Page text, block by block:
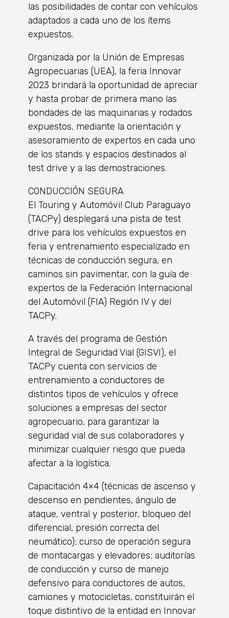
las posibilidades de contar con vehículos
adaptados a cada uno de los ítems
expuestos.
Organizada por la Unión de Empresas
Agropecuarias (UEA), la feria Innovar
2023 brindará la oportunidad de apreciar
y hasta probar de primera mano las
bondades de las maquinarias y rodados
expuestos, mediante la orientación y
asesoramiento de expertos en cada uno
de los stands y espacios destinados al
test drive y a las demostraciones.
CONDUCCIÓN SEGURA
El Touring y Automóvil Club Paraguayo
(TACPy) desplegará una pista de test
drive para los vehículos expuestos en
feria y entrenamiento especializado en
técnicas de conducción segura, en
caminos sin pavimentar, con la guía de
expertos de la Federación Internacional
del Automóvil (FIA) Región IV y del
TACPy.
A través del programa de Gestión
Integral de Seguridad Vial (GISVI), el
TACPy cuenta con servicios de
entrenamiento a conductores de
distintos tipos de vehículos y ofrece
soluciones a empresas del sector
agropecuario, para garantizar la
seguridad vial de sus colaboradores y
minimizar cualquier riesgo que pueda
afectar a la logística.
Capacitación 4×4 (técnicas de ascenso y
descenso en pendientes, ángulo de
ataque, ventral y posterior, bloqueo del
diferencial, presión correcta del
neumático); curso de operación segura
de montacargas y elevadores; auditorías
de conducción y curso de manejo
defensivo para conductores de autos,
camiones y motocicletas, constituirán el
toque distintivo de la entidad en Innovar